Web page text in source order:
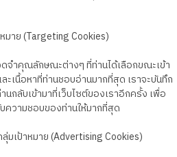
มาย (Targeting Cookies)
ดจำคุณลักษณะต่างๆ ที่ท่านได้เลือกขณะเข้า
ะเนื้อหาที่ท่านชอบอ่านมากที่สุด เราจะบันทึก
นกลับเข้ามาที่เว็บไซต์ของเราอีกครั้ง เพื่อ
ความชอบของท่านให้มากที่สุด
มเป้าหมาย (Advertising Cookies)